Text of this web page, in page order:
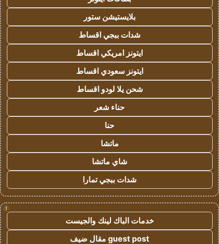
بلايستيشن ستور
شدات ببجي اقساط
ايتونز امريكي اقساط
ايتونز سعودي اقساط
شحن يلا لودو اقساط
حناء شعر
حنا
ماتشا
شاي ماتشا
شدات ببجي تمارا
!
خدمات الباك لينك والجيست
guest post مقال ضيف